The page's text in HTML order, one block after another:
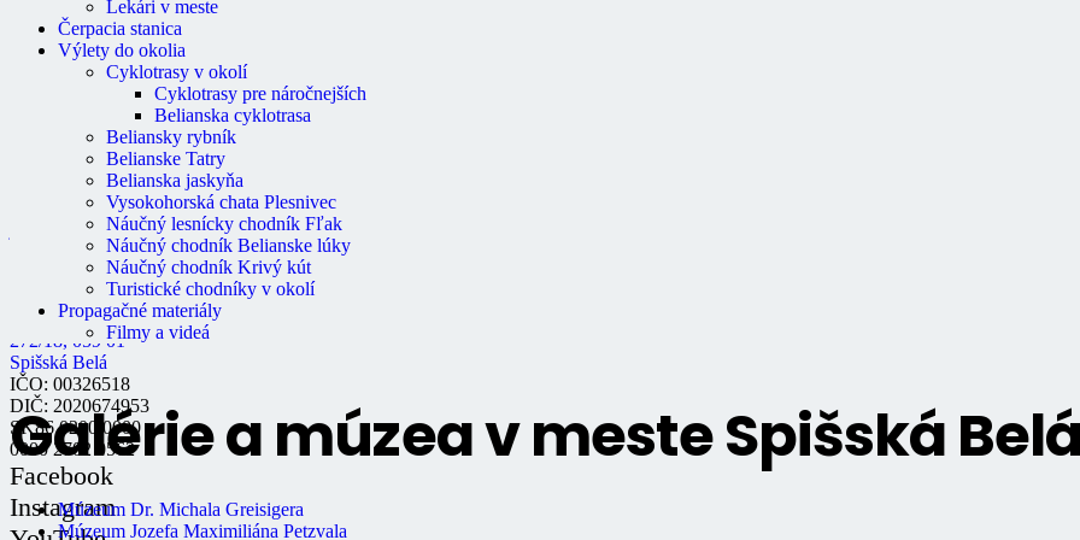
Lekári v meste
Čerpacia stanica
Výlety do okolia
Cyklotrasy v okolí
Cyklotrasy pre náročnejších
Belianska cyklotrasa
Beliansky rybník
Belianske Tatry
Belianska jaskyňa
Vysokohorská chata Plesnivec
Náučný lesnícky chodník Fľak
Náučný chodník Belianske lúky
Náučný chodník Krivý kút
Turistické chodníky v okolí
Propagačné materiály
Filmy a videá
Galérie a múzea v meste Spišská
Múzeum Dr. Michala Greisigera
Múzeum Jozefa Maximiliána Petzvala
centrum
Rozpočet mesta
Školstvo
Údržba bytov
Údržba nebytových priestorov
Kontakt
jneupauerova@spisskabela.sk
+421524680511
Mestský úrad Spišská
Belá,Petzvalova
272/18, 059 01
Spišská Belá
IČO: 00326518
DIČ: 2020674953
SK86 0200 0000
0000 2702 0562
Facebook
Instagram